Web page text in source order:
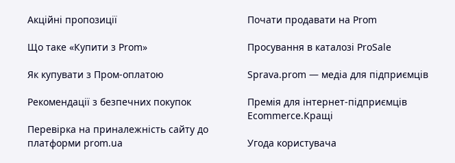
Акційні пропозиції
Що таке «Купити з Prom»
Як купувати з Пром-оплатою
Рекомендації з безпечних покупок
Перевірка на приналежність сайту до
платформи prom.ua
Почати продавати на Prom
Просування в каталозі ProSale
Sprava.prom — медіа для підприємців
Премія для інтернет-підприємців
Ecommerce.Кращі
Угода користувача